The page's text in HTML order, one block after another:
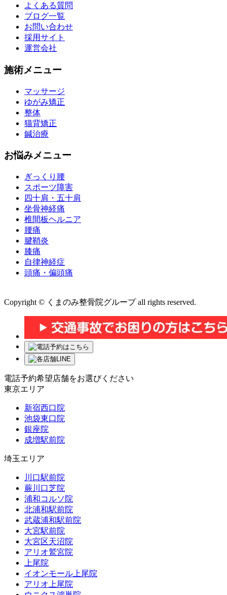
よくある質問
ブログ一覧
お問い合わせ
採用サイト
運営会社
施術メニュー
マッサージ
ゆがみ矯正
整体
猫背矯正
鍼治療
お悩みメニュー
ぎっくり腰
スポーツ障害
四十肩・五十肩
坐骨神経痛
椎間板ヘルニア
腰痛
腱鞘炎
膝痛
自律神経症
頭痛・偏頭痛
Copyright © くまのみ整骨院グループ all rights reserved.
電話予約希望店舗をお選びください
東京エリア
新宿西口院
池袋東口院
銀座院
成増駅前院
埼玉エリア
川口駅前院
蕨川口芝院
浦和コルソ院
北浦和駅前院
武蔵浦和駅前院
大宮駅前院
大宮区天沼院
アリオ鷲宮院
上尾院
イオンモール上尾院
アリオ上尾院